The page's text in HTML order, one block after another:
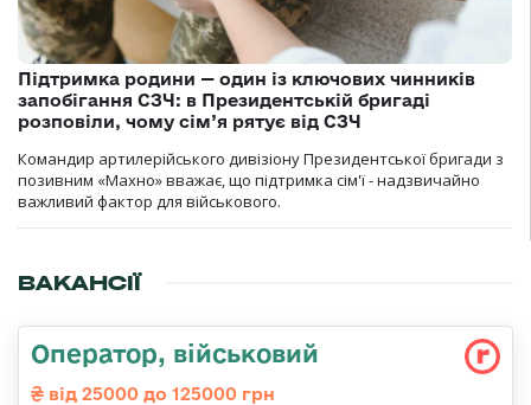
Підтримка родини — один із ключових чинників
запобігання СЗЧ: в Президентській бригаді
розповіли, чому сім’я рятує від СЗЧ
Командир артилерійського дивізіону Президентської бригади з
позивним «Махно» вважає, що підтримка сім'ї - надзвичайно
важливий фактор для військового.
ВАКАНСІЇ
Опеpатоp, військовий
від 25000 до 125000 грн